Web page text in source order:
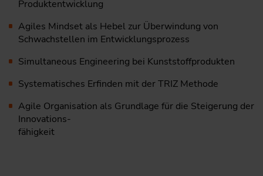
Produktentwicklung
Agiles Mindset als Hebel zur Überwindung von
Schwachstellen im Entwicklungsprozess
Simultaneous Engineering bei Kunststoffprodukten
Systematisches Erfinden mit der TRIZ Methode
Agile Organisation als Grundlage für die Steigerung der
Innovations-
fähigkeit